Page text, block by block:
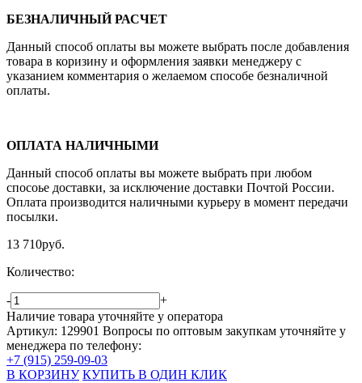
БЕЗНАЛИЧНЫЙ РАСЧЕТ
Данный способ оплаты вы можете выбрать после добавления
товара в коризину и оформления заявки менеджеру c
указанием комментария о желаемом способе безналичной
оплаты.
ОПЛАТА НАЛИЧНЫМИ
Данный способ оплаты вы можете выбрать при любом
спосоье доставки, за исключение доставки Почтой России.
Оплата производится наличными курьеру в момент передачи
посылки.
13 710руб.
Количество:
-
+
Наличие товара уточняйте у оператора
Артикул: 129901 Вопросы по оптовым закупкам уточняйте у
менеджера по телефону:
+7 (915) 259-09-03
В КОРЗИНУ КУПИТЬ В ОДИН КЛИК